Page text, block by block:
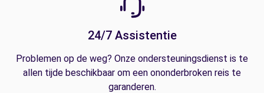
24/7 Assistentie
Problemen op de weg? Onze ondersteuningsdienst is te
allen tijde beschikbaar om een ononderbroken reis te
garanderen.